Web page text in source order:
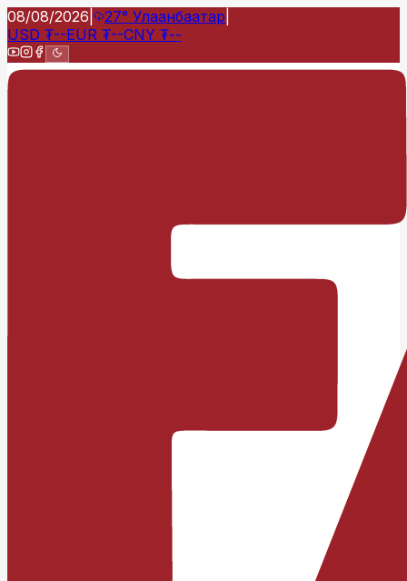
08/08/2026 27° Улаанбаатар
USD ₮--EUR ₮--CNY ₮--